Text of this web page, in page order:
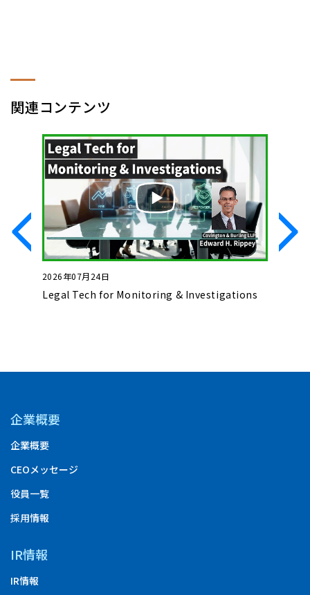
関連コンテンツ
2026年07月24日
Legal Tech for Monitoring & Investigations
企業概要
企業概要
CEOメッセージ
役員一覧
採用情報
IR情報
IR情報